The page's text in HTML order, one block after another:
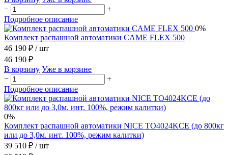
−
+
Подробное описание
0%
Комплект распашной автоматики CAME FLEX 500
46 190 ₽ / шт
46 190 ₽
В корзину Уже в корзине
−
+
Подробное описание
0%
Комплект распашной автоматики NICE TO4024KCE (до 800кг
или до 3,0м. инт. 100%, режим калитки)
39 510 ₽ / шт